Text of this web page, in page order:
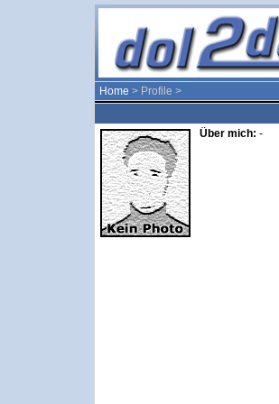
Home > Profile >
Über mich: -